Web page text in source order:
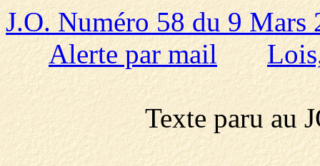
J.O. Numéro 58 du 9 Mars
Alerte par mail
Texte paru au